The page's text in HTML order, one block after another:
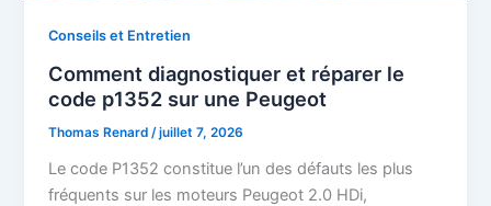
Conseils et Entretien
Comment diagnostiquer et réparer le
code p1352 sur une Peugeot
Thomas Renard/juillet 7, 2026
Le code P1352 constitue l’un des défauts les plus
fréquents sur les moteurs Peugeot 2.0 HDi,